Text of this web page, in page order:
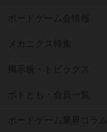
ボードゲーム会情報
メカニクス特集
掲示板・トピックス
ボドとも・会員一覧
ボードゲーム業界コラム